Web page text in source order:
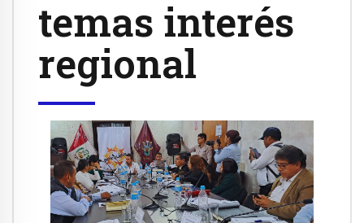
temas interés
regional